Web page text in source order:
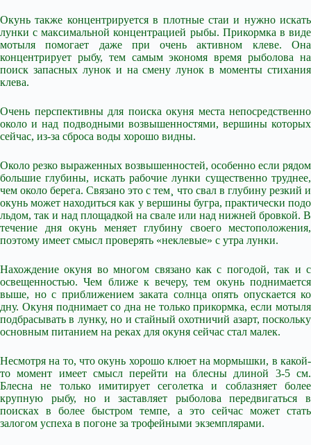
Окунь также концентрируется в плотные стаи и нужно искать
лунки с максимальной концентрацией рыбы. Прикормка в виде
мотыля помогает даже при очень активном клеве. Она
концентрирует рыбу, тем самым экономя время рыболова на
поиск запасных лунок и на смену лунок в моменты стихания
клева.
Очень перспективны для поиска окуня места непосредственно
около и над подводными возвышенностями, вершины которых
сейчас, из-за сброса воды хорошо видны.
Около резко выраженных возвышенностей, особенно если рядом
большие глубины, искать рабочие лунки существенно труднее,
чем около берега. Связано это с тем¸ что свал в глубину резкий и
окунь может находиться как у вершины бугра, практически подо
льдом, так и над площадкой на свале или над нижней бровкой. В
течение дня окунь меняет глубину своего местоположения,
поэтому имеет смысл проверять «неклевые» с утра лунки.
Нахождение окуня во многом связано как с погодой, так и с
освещенностью. Чем ближе к вечеру, тем окунь поднимается
выше, но с приближением заката солнца опять опускается ко
дну. Окуня поднимает со дна не только прикормка, если мотыля
подбрасывать в лунку, но и стайный охотничий азарт, поскольку
основным питанием на реках для окуня сейчас стал малек.
Несмотря на то, что окунь хорошо клюет на мормышки, в какой-
то момент имеет смысл перейти на блесны длиной 3-5 см.
Блесна не только имитирует сеголетка и соблазняет более
крупную рыбу, но и заставляет рыболова передвигаться в
поисках в более быстром темпе, а это сейчас может стать
залогом успеха в погоне за трофейными экземплярами.